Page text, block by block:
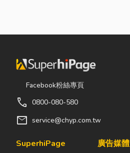
Facebook粉絲專頁
call 0800-080-580
mail service@chyp.com.tw
SuperhiPage 廣告媒體